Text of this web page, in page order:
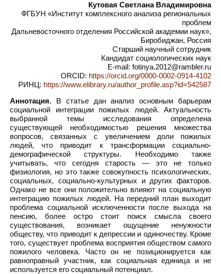
Кутовая Светлана Владимировна
ФГБУН «Институт комплексного анализа региональных
проблем
Дальневосточного отделения Российской академии наук»,
Биробиджан, Россия
Старший научный сотрудник
Кандидат социологических наук
E-mail: fotinya.2012@rambler.ru
ORCID: https://orcid.org/0000-0002-0914-4102
РИНЦ: https://www.elibrary.ru/author_profile.asp?id=542587
Аннотация. В статье дан анализ основным барьерам
социальной интеграции пожилых людей. Актуальность
выбранной темы исследования определена
существующей необходимостью решения множества
вопросов, связанных с увеличением доли пожилых
людей, что приводит к трансформации социально-
демографической структуры. Необходимо также
учитывать, что сегодня старость — это не только
физиология, но это также совокупность психологических,
социальных, социально-культурных и других факторов.
Однако не все они положительно влияют на социальную
интеграцию пожилых людей. На передний план выходит
проблема социальной исключенности после выхода на
пенсию, более остро стоит поиск смысла своего
существования, возникает ощущение ненужности
обществу, что приводит к депрессии и одиночеству. Кроме
того, существует проблема восприятия обществом самого
пожилого человека. Часто он не позиционируется как
равноправный участник, как социальная единица и не
используется его социальный потенциал.